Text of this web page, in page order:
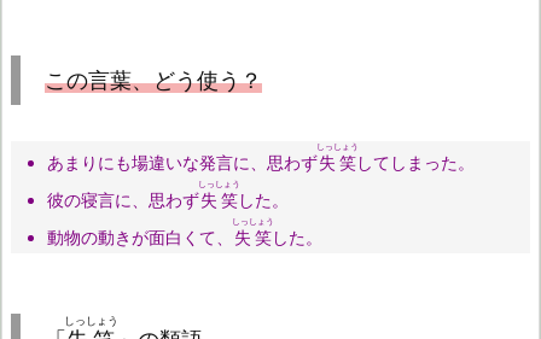
この言葉、どう使う？
あまりにも場違いな発言に、思わず失笑
しっしょう
してしまった。
彼の寝言に、思わず失笑
しっしょう
した。
動物の動きが面白くて、
失笑
しっしょう
した。
しっしょう